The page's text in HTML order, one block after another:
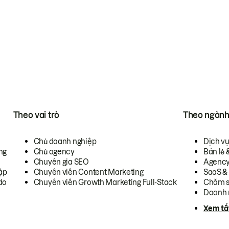
Theo vai trò
Chủ doanh nghiệp
Chủ agency
Chuyên gia SEO
Chuyên viên Content Marketing
Chuyên viên Growth Marketing Full-Stack
Theo ngành
Dịch
Bán lẻ
SaaS
Chăm
Doanh
Xem